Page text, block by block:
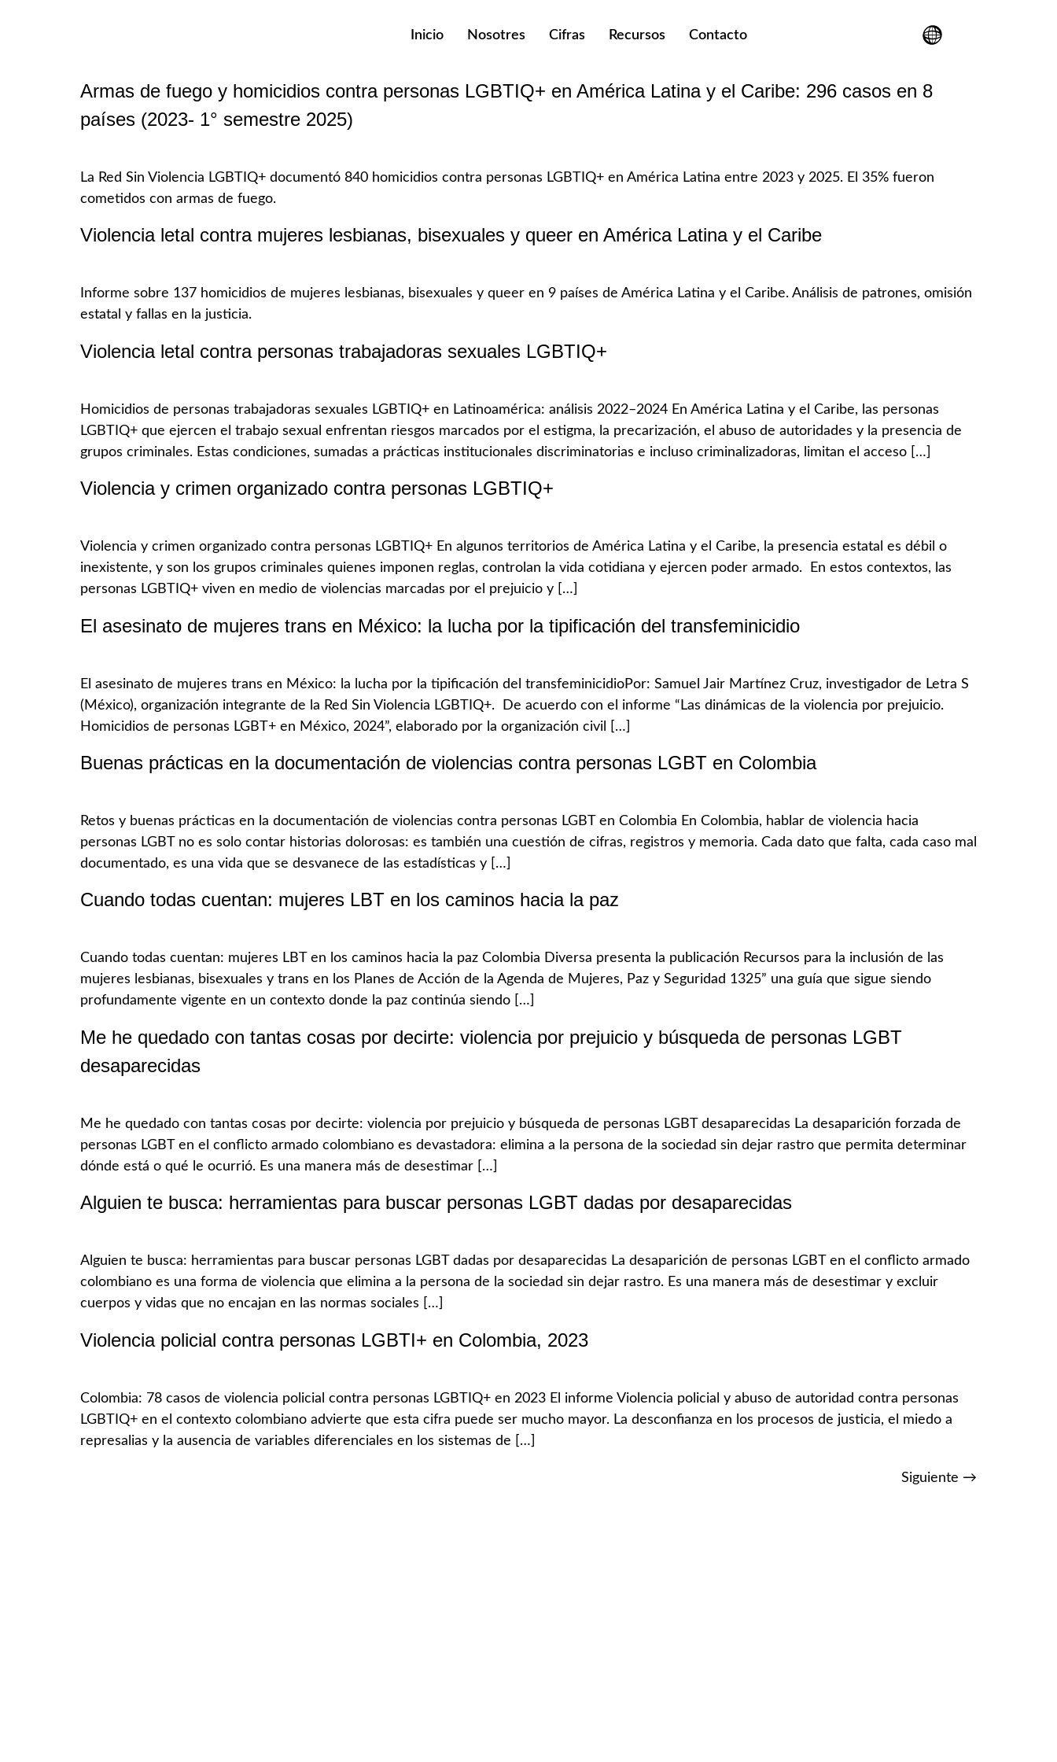
Inicio Nosotres Cifras Recursos Contacto
Armas de fuego y homicidios contra personas LGBTIQ+ en América Latina y el Caribe: 296 casos en 8
países (2023- 1° semestre 2025)
La Red Sin Violencia LGBTIQ+ documentó 840 homicidios contra personas LGBTIQ+ en América Latina entre 2023 y 2025. El 35% fueron
cometidos con armas de fuego.
Violencia letal contra mujeres lesbianas, bisexuales y queer en América Latina y el Caribe
Informe sobre 137 homicidios de mujeres lesbianas, bisexuales y queer en 9 países de América Latina y el Caribe. Análisis de patrones, omisión
estatal y fallas en la justicia.
Violencia letal contra personas trabajadoras sexuales LGBTIQ+
Homicidios de personas trabajadoras sexuales LGBTIQ+ en Latinoamérica: análisis 2022–2024 En América Latina y el Caribe, las personas
LGBTIQ+ que ejercen el trabajo sexual enfrentan riesgos marcados por el estigma, la precarización, el abuso de autoridades y la presencia de
grupos criminales. Estas condiciones, sumadas a prácticas institucionales discriminatorias e incluso criminalizadoras, limitan el acceso […]
Violencia y crimen organizado contra personas LGBTIQ+
Violencia y crimen organizado contra personas LGBTIQ+ En algunos territorios de América Latina y el Caribe, la presencia estatal es débil o
inexistente, y son los grupos criminales quienes imponen reglas, controlan la vida cotidiana y ejercen poder armado. En estos contextos, las
personas LGBTIQ+ viven en medio de violencias marcadas por el prejuicio y […]
El asesinato de mujeres trans en México: la lucha por la tipificación del transfeminicidio
El asesinato de mujeres trans en México: la lucha por la tipificación del transfeminicidioPor: Samuel Jair Martínez Cruz, investigador de Letra S
(México), organización integrante de la Red Sin Violencia LGBTIQ+. De acuerdo con el informe “Las dinámicas de la violencia por prejuicio.
Homicidios de personas LGBT+ en México, 2024”, elaborado por la organización civil […]
Buenas prácticas en la documentación de violencias contra personas LGBT en Colombia
Retos y buenas prácticas en la documentación de violencias contra personas LGBT en Colombia En Colombia, hablar de violencia hacia
personas LGBT no es solo contar historias dolorosas: es también una cuestión de cifras, registros y memoria. Cada dato que falta, cada caso mal
documentado, es una vida que se desvanece de las estadísticas y […]
Cuando todas cuentan: mujeres LBT en los caminos hacia la paz
Cuando todas cuentan: mujeres LBT en los caminos hacia la paz Colombia Diversa presenta la publicación Recursos para la inclusión de las
mujeres lesbianas, bisexuales y trans en los Planes de Acción de la Agenda de Mujeres, Paz y Seguridad 1325” una guía que sigue siendo
profundamente vigente en un contexto donde la paz continúa siendo […]
Me he quedado con tantas cosas por decirte: violencia por prejuicio y búsqueda de personas LGBT
desaparecidas
Me he quedado con tantas cosas por decirte: violencia por prejuicio y búsqueda de personas LGBT desaparecidas La desaparición forzada de
personas LGBT en el conflicto armado colombiano es devastadora: elimina a la persona de la sociedad sin dejar rastro que permita determinar
dónde está o qué le ocurrió. Es una manera más de desestimar […]
Alguien te busca: herramientas para buscar personas LGBT dadas por desaparecidas
Alguien te busca: herramientas para buscar personas LGBT dadas por desaparecidas La desaparición de personas LGBT en el conflicto armado
colombiano es una forma de violencia que elimina a la persona de la sociedad sin dejar rastro. Es una manera más de desestimar y excluir
cuerpos y vidas que no encajan en las normas sociales […]
Violencia policial contra personas LGBTI+ en Colombia, 2023
Colombia: 78 casos de violencia policial contra personas LGBTIQ+ en 2023 El informe Violencia policial y abuso de autoridad contra personas
LGBTIQ+ en el contexto colombiano advierte que esta cifra puede ser mucho mayor. La desconfianza en los procesos de justicia, el miedo a
represalias y la ausencia de variables diferenciales en los sistemas de […]
Siguiente →